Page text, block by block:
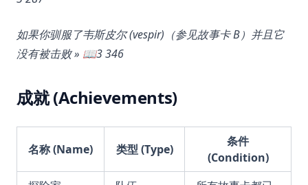
如果你驯服了韦斯皮尔 (vespir)（参见故事卡 B）并且它
没有被击败 » 📖3 346
成就 (Achievements)
名称 (Name) 类型 (Type)
条件
(Condition)